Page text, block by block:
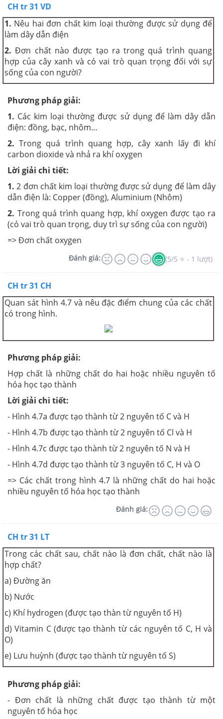
CH tr 31 VD
1. Nêu hai đơn chất kim loại thường được sử dụng để
làm dây dẫn điện
2. Đơn chất nào được tạo ra trong quá trình quang
hợp của cây xanh và có vai trò quan trọng đối với sự
sống của con người?
Phương pháp giải:
1. Các kim loại thường được sử dụng để làm dây dẫn
điện: đồng, bạc, nhôm…
2. Trong quá trình quang hợp, cây xanh lấy đi khí
carbon dioxide và nhả ra khí oxygen
Lời giải chi tiết:
1. 2 đơn chất kim loại thường được sử dụng để làm dây
dẫn điện là: Copper (đồng), Aluminium (Nhôm)
2. Trong quá trình quang hợp, khí oxygen được tạo ra
(có vai trò quan trọng, duy trì sự sống của con người)
=> Đơn chất oxygen
Đánh giá: (5/5 ⭐ - 1 lượt)
CH tr 31 CH
Quan sát hình 4.7 và nêu đặc điểm chung của các chất
có trong hình.
Phương pháp giải:
Hợp chất là những chất do hai hoặc nhiều nguyên tố
hóa học tạo thành
Lời giải chi tiết:
- Hình 4.7a được tạo thành từ 2 nguyên tố C và H
- Hình 4.7b được tạo thành từ 2 nguyên tố Cl và H
- Hình 4.7c được tạo thành từ 2 nguyên tố N và H
- Hình 4.7d được tạo thành từ 3 nguyên tố C, H và O
=> Các chất trong hình 4.7 là những chất do hai hoặc
nhiều nguyên tố hóa học tạo thành
Đánh giá:
CH tr 31 LT
Trong các chất sau, chất nào là đơn chất, chất nào là
hợp chất?
a) Đường ăn
b) Nước
c) Khí hydrogen (được tạo thàn từ nguyên tố H)
d) Vitamin C (được tạo thành từ các nguyên tố C, H và
O)
e) Lưu huỳnh (được tạo thành từ nguyên tố S)
Phương pháp giải:
- Đơn chất là những chất được tạo thành từ một
nguyên tố hóa học